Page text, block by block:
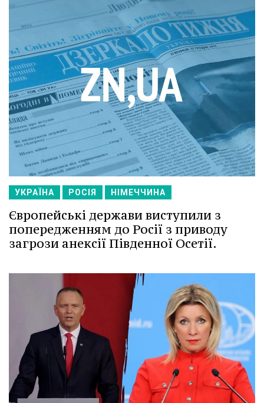
УКРАЇНА РОСІЯ НІМЕЧЧИНА
Європейські держави виступили з
попередженням до Росії з приводу
загрози анексії Південної Осетії.